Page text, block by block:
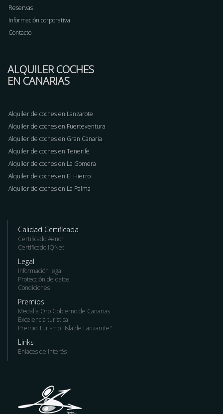
Reservas
Información corporativa
Contacto
ALQUILER COCHES
EN CANARIAS
Alquiler de coches en Lanzarote
Alquiler de coches en Fuerteventura
Alquiler de coches en Gran Canaria
Alquiler de coches en Tenerife
Alquiler de coches en La Gomera
Alquiler de coches en El Hierro
Alquiler de coches en La Palma
Calidad Certificada
Certificado Aenor
Certificado IQNet
Legal
Información legal
Protección de datos
Condiciones
Premios
Medalla Oro Gobierno de Canarias
Excelencia turística
Premio Turismo "Isla de Lanzarote"
Links
Enlaces de interés